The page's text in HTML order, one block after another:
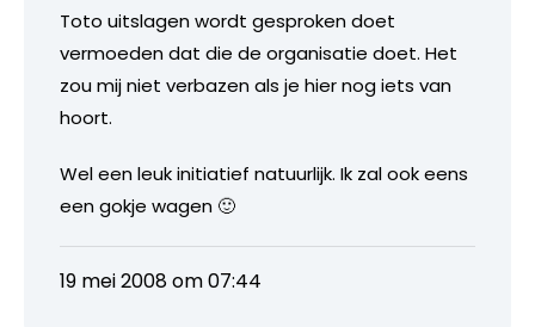
Toto uitslagen wordt gesproken doet
vermoeden dat die de organisatie doet. Het
zou mij niet verbazen als je hier nog iets van
hoort.
Wel een leuk initiatief natuurlijk. Ik zal ook eens
een gokje wagen 🙂
19 mei 2008 om 07:44